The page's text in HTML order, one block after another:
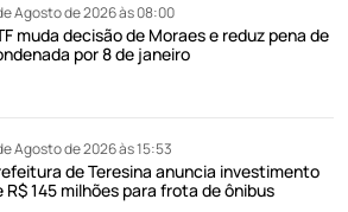
Agosto de 2026 às 08:00
muda decisão de Moraes e reduz pena de
por 8 de janeiro
Agosto de 2026 às 15:53
de Teresina anuncia investimento
R$ 145 milhões para frota de ônibus